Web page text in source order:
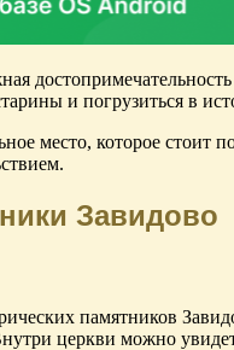
и погрузиться в
место, которое стоит
Завидово
памятников
церкви можно